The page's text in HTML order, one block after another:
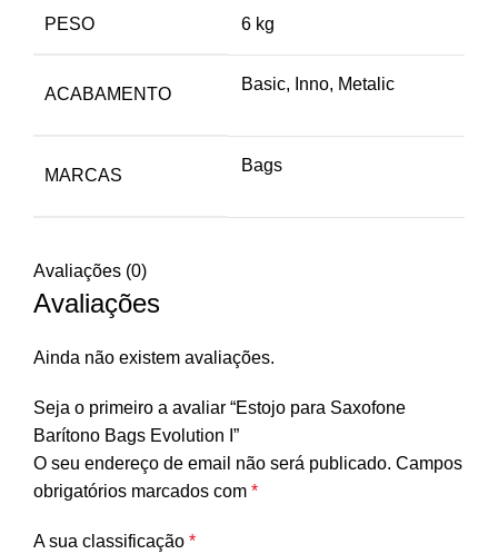
PESO 6 kg
ACABAMENTO
Basic, Inno, Metalic
MARCAS
Bags
Avaliações (0)
Avaliações
Ainda não existem avaliações.
Seja o primeiro a avaliar “Estojo para Saxofone
Barítono Bags Evolution I”
O seu endereço de email não será publicado. Campos
obrigatórios marcados com *
A sua classificação *